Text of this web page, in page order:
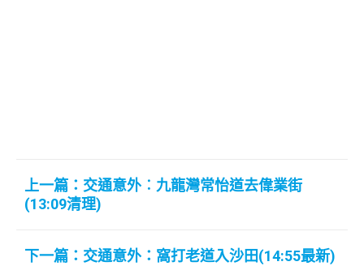
上一篇：交通意外︰九龍灣常怡道去偉業街
(13:09清理)
下一篇：交通意外：窩打老道入沙田(14:55最新)